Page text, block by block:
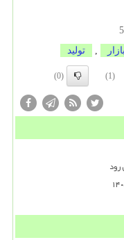
بازار تولید
(1)
(0)